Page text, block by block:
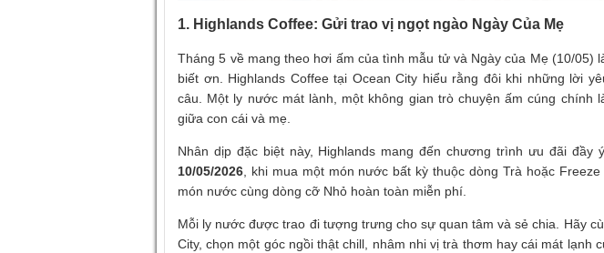
1. Highlands Coffee: Gửi trao vị ngọt ngào Ngày Của Mẹ
Tháng 5 về mang theo hơi ấm của tình mẫu tử và Ngày của Mẹ (10/05)
biết ơn. Highlands Coffee tại Ocean City hiểu rằng đôi khi những lời
câu. Một ly nước mát lành, một không gian trò chuyện ấm cúng chính
giữa con cái và mẹ.
Nhân dịp đặc biệt này, Highlands mang đến chương trình ưu đãi
10/05/2026, khi mua một món nước bất kỳ thuộc dòng Trà hoặc
món nước cùng dòng cỡ Nhỏ hoàn toàn miễn phí.
Mỗi ly nước được trao đi tượng trưng cho sự quan tâm và sẻ chia. Hãy
City, chọn một góc ngồi thật chill, nhâm nhi vị trà thơm hay cái mát lạnh